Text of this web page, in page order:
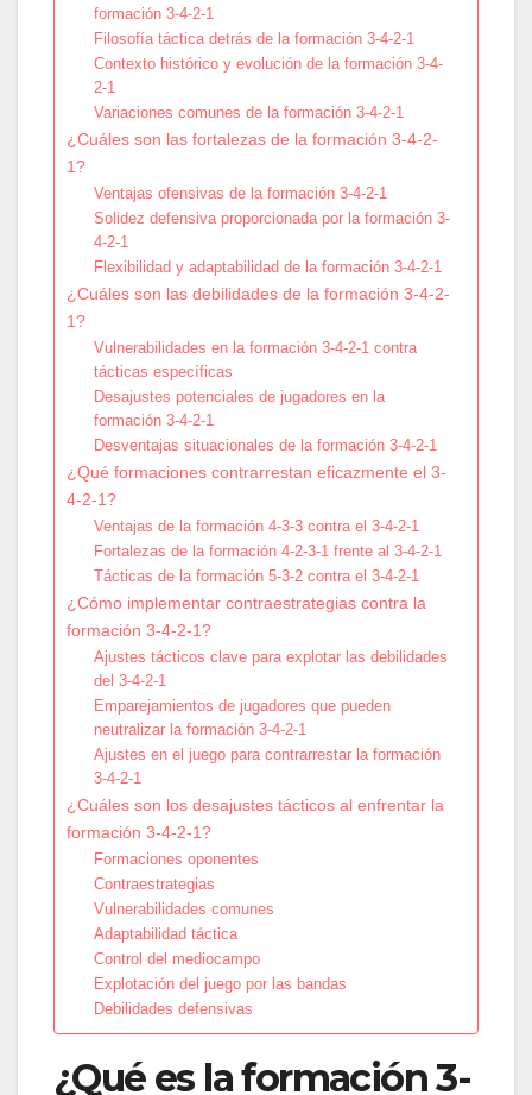
formación 3-4-2-1
Filosofía táctica detrás de la formación 3-4-2-1
Contexto histórico y evolución de la formación 3-4-
2-1
Variaciones comunes de la formación 3-4-2-1
¿Cuáles son las fortalezas de la formación 3-4-2-
1?
Ventajas ofensivas de la formación 3-4-2-1
Solidez defensiva proporcionada por la formación 3-
4-2-1
Flexibilidad y adaptabilidad de la formación 3-4-2-1
¿Cuáles son las debilidades de la formación 3-4-2-
1?
Vulnerabilidades en la formación 3-4-2-1 contra
tácticas específicas
Desajustes potenciales de jugadores en la
formación 3-4-2-1
Desventajas situacionales de la formación 3-4-2-1
¿Qué formaciones contrarrestan eficazmente el 3-
4-2-1?
Ventajas de la formación 4-3-3 contra el 3-4-2-1
Fortalezas de la formación 4-2-3-1 frente al 3-4-2-1
Tácticas de la formación 5-3-2 contra el 3-4-2-1
¿Cómo implementar contraestrategias contra la
formación 3-4-2-1?
Ajustes tácticos clave para explotar las debilidades
del 3-4-2-1
Emparejamientos de jugadores que pueden
neutralizar la formación 3-4-2-1
Ajustes en el juego para contrarrestar la formación
3-4-2-1
¿Cuáles son los desajustes tácticos al enfrentar la
formación 3-4-2-1?
Formaciones oponentes
Contraestrategias
Vulnerabilidades comunes
Adaptabilidad táctica
Control del mediocampo
Explotación del juego por las bandas
Debilidades defensivas
¿Qué es la formación 3-